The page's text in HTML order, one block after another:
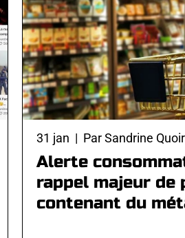
31 jan | Par Sandrine
Alerte
rappel majeur de
contenant du